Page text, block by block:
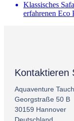
Klassisches
erfahrenen Eco
Kontaktieren
Aquaventure
Georgstraße 50 B
30159 Hannover
Deutschland